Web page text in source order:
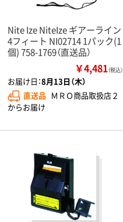
Nite Ize NiteIze ギアーライン
4フィート NI02714 1パック(1
個) 758-1769（直送品）
￥4,481（税込）
お届け日：8月13日（木）
直送品 ＭＲＯ商品取扱店２
からお届け